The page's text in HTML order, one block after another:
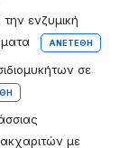
ενζυμική
ΑΝΕΤΈΘΗ
σε
με